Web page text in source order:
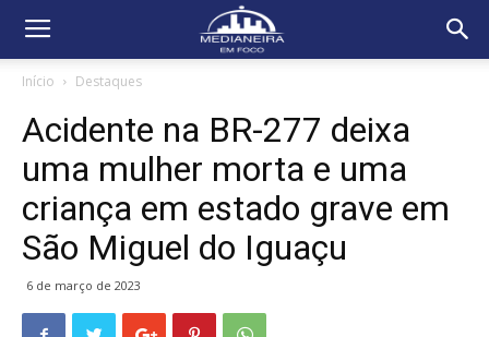
Início Destaques
Acidente na BR-277 deixa
uma mulher morta e uma
criança em estado grave em
São Miguel do Iguaçu
6 de março de 2023